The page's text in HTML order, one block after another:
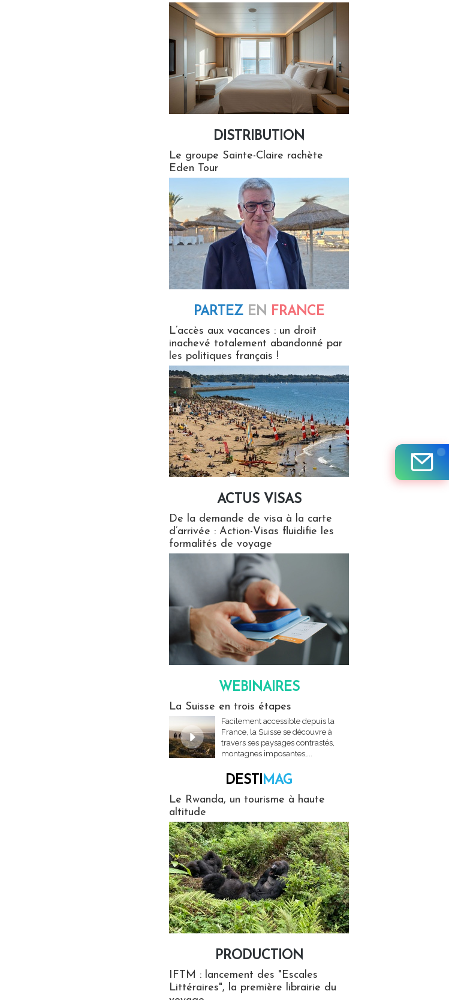
DISTRIBUTION
Le groupe Sainte-Claire rachète
Eden Tour
PARTEZ EN FRANCE
L’accès aux vacances : un droit
inachevé totalement abandonné par
les politiques français !
ACTUS VISAS
De la demande de visa à la carte
d’arrivée : Action-Visas fluidifie les
formalités de voyage
WEBINAIRES
La Suisse en trois étapes
Facilement accessible depuis la
France, la Suisse se découvre à
travers ses paysages contrastés,
montagnes imposantes,...
DESTIMAG
Le Rwanda, un tourisme à haute
altitude
PRODUCTION
IFTM : lancement des "Escales
Littéraires", la première librairie du